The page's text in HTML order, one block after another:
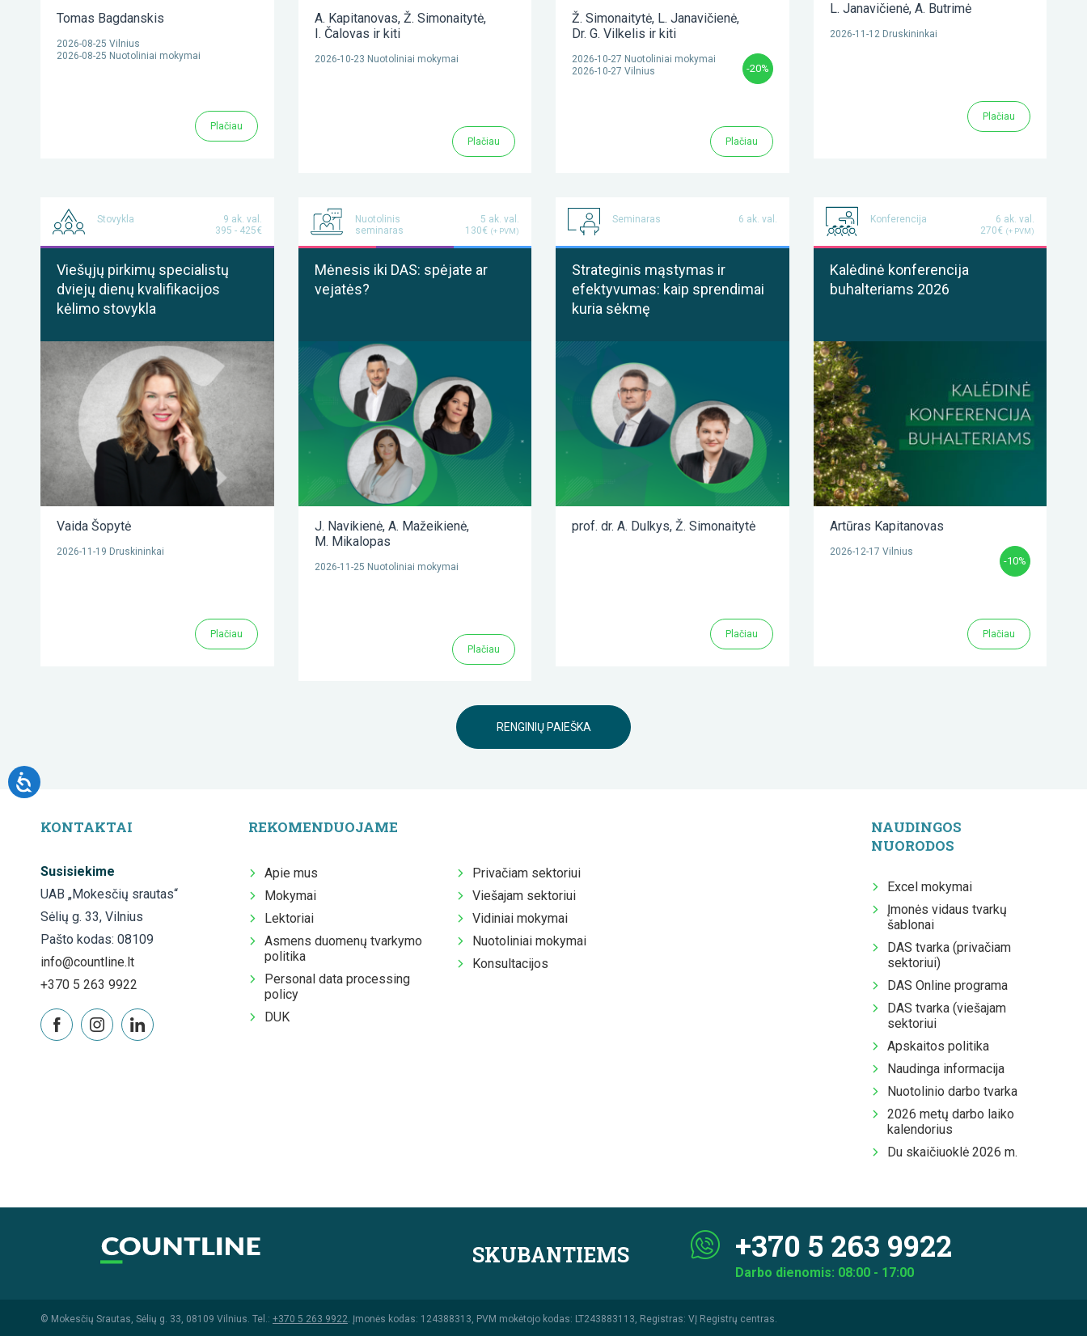
Tomas Bagdanskis
2026-08-25 Vilnius
2026-08-25 Nuotoliniai mokymai
Plačiau
A. Kapitanovas, Ž. Simonaitytė,
I. Čalovas ir kiti
2026-10-23 Nuotoliniai mokymai
Plačiau
Ž. Simonaitytė, L. Janavičienė,
Dr. G. Vilkelis ir kiti
2026-10-27 Nuotoliniai mokymai
2026-10-27 Vilnius
-20%
Plačiau
L. Janavičienė, A. Butrimė
2026-11-12 Druskininkai
Plačiau
Stovykla
9 ak. val.
395 - 425€
Viešųjų pirkimų specialistų
dviejų dienų kvalifikacijos
kėlimo stovykla
Vaida Šopytė
2026-11-19 Druskininkai
Plačiau
Nuotolinis
seminaras
5 ak. val.
130€ (+ PVM)
Mėnesis iki DAS: spėjate ar
vejatės?
J. Navikienė, A. Mažeikienė,
M. Mikalopas
2026-11-25 Nuotoliniai mokymai
Plačiau
Seminaras 6 ak. val.
Strateginis mąstymas ir
efektyvumas: kaip sprendimai
kuria sėkmę
prof. dr. A. Dulkys, Ž. Simonaitytė
Plačiau
Konferencija
6 ak. val.
270€ (+ PVM)
Kalėdinė konferencija
buhalteriams 2026
Artūras Kapitanovas
2026-12-17 Vilnius
-10%
Plačiau
RENGINIŲ PAIEŠKA
KONTAKTAI
Susisiekime
UAB „Mokesčių srautas“
Sėlių g. 33, Vilnius
Pašto kodas: 08109
info@countline.lt
+370 5 263 9922
REKOMENDUOJAME
Apie mus
Mokymai
Lektoriai
Asmens duomenų tvarkymo
politika
Personal data processing
policy
DUK
Privačiam sektoriui
Viešajam sektoriui
Vidiniai mokymai
Nuotoliniai mokymai
Konsultacijos
NAUDINGOS
NUORODOS
Excel mokymai
Įmonės vidaus tvarkų
šablonai
DAS tvarka (privačiam
sektoriui)
DAS Online programa
DAS tvarka (viešajam
sektoriui
Apskaitos politika
Naudinga informacija
Nuotolinio darbo tvarka
2026 metų darbo laiko
kalendorius
Du skaičiuoklė 2026 m.
SKUBANTIEMS +370 5 263 9922
Darbo dienomis: 08:00 - 17:00
© Mokesčių Srautas, Sėlių g. 33, 08109 Vilnius. Tel.: +370 5 263 9922 . Įmonės kodas: 124388313, PVM mokėtojo kodas: LT243883113, Registras: VĮ Registrų centras.